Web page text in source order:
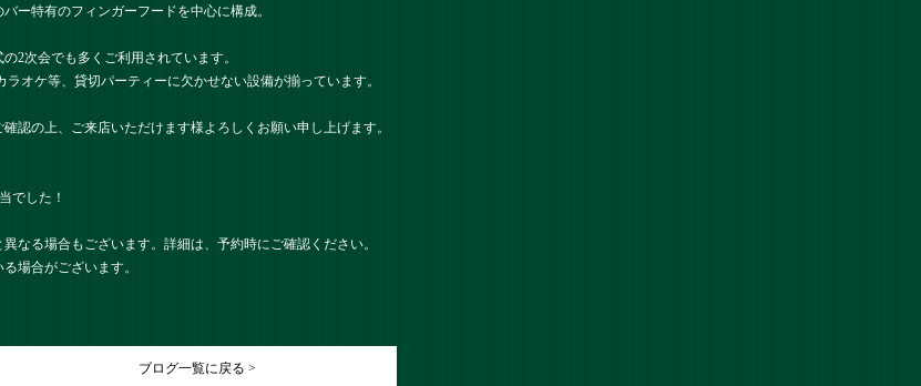
ー特有のフィンガーフードを中心に構成。
2次会でも多くご利用されています。
オケ等、貸切パーティーに欠かせない設備が揃っています。
認の上、ご来店いただけます様よろしくお願い申し上げます。
でした！
なる場合もございます。詳細は、予約時にご確認ください。
場合がございます。
ブログ一覧に戻る >